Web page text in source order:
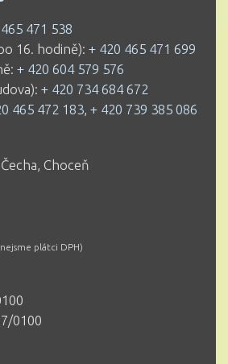
471 538
16. hodině): + 420 465 471 699
+ 420 604 579 576
+ 420 734 684 672
465 472 183, + 420 739 385 086
Choceň
plátci DPH)
0100